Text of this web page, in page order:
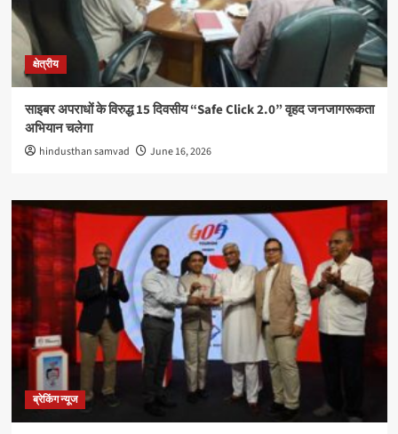
क्षेत्रीय
साइबर अपराधों के विरुद्ध 15 दिवसीय “Safe Click 2.0” वृहद जनजागरूकता
अभियान चलेगा
hindusthan samvad June 16, 2026
ब्रेकिंग न्यूज